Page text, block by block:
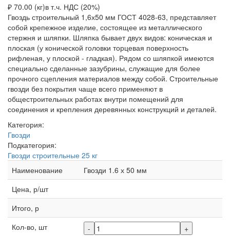
₽ 70.00 (кг)в т.ч. НДС (20%)
Гвоздь строительный 1,6х50 мм ГОСТ 4028-63, представляет
собой крепежное изделие, состоящее из металлического
стержня и шляпки. Шляпка бывает двух видов: коническая и
плоская (у конической головки торцевая поверхность
рифленая, у плоской - гладкая). Рядом со шляпкой имеются
специально сделанные зазубрины, служащие для более
прочного сцепления материалов между собой. Строительные
гвозди без покрытия чаще всего применяют в
общестроительных работах внутри помещений для
соединения и крепления деревянных конструкций и деталей.
Категория:
Гвозди
Подкатегория:
Гвозди строительные 25 кг
Наименование
Гвозди 1.6 х 50 мм
Цена, р/шт
Итого, р
Кол-во, шт
- +